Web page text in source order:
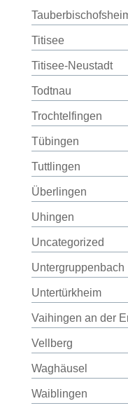
Titisee
Titisee-Neustadt
Todtnau
Trochtelfingen
Tübingen
Tuttlingen
Überlingen
Uhingen
Uncategorized
Untergruppenbach
Untertürkheim
Vaihingen an der
Vellberg
Waghäusel
Waiblingen